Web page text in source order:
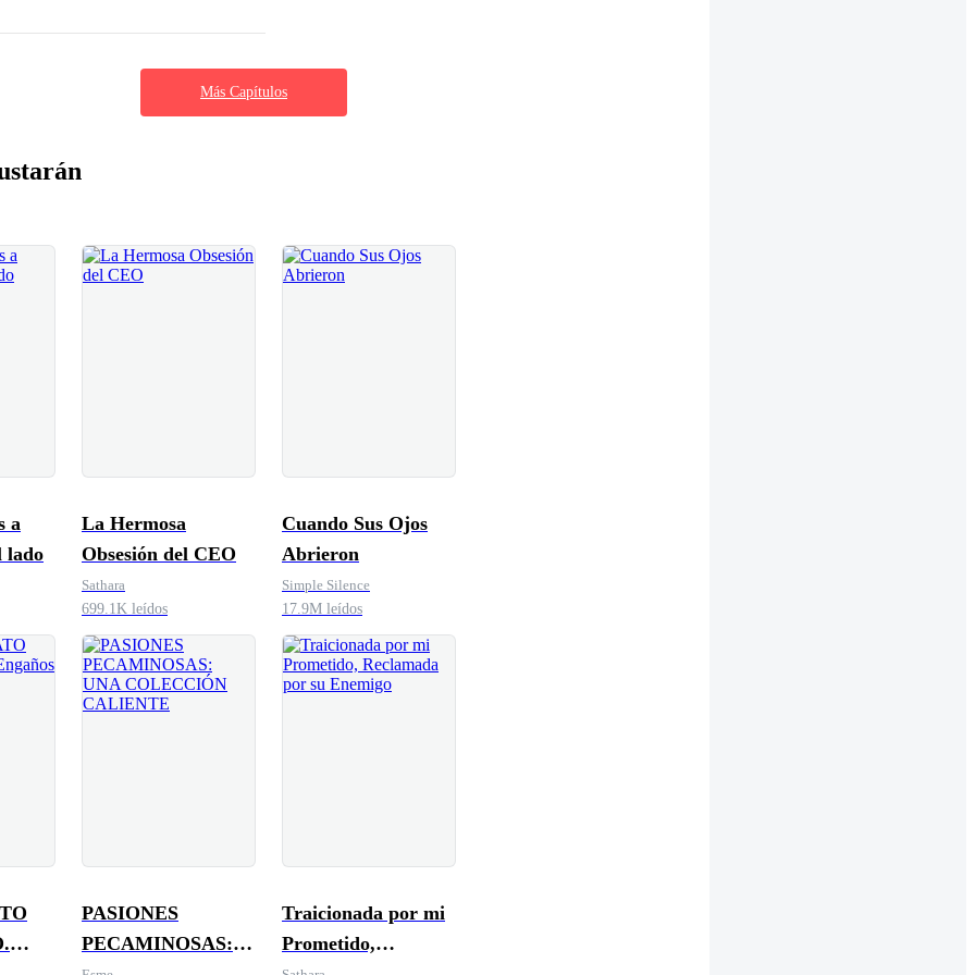
Más Capítulos
a
lado
La Hermosa
Obsesión del CEO
Sathara
699.1K leídos
Cuando Sus Ojos
Abrieron
Simple Silence
17.9M leídos
PASIONES
PECAMINOSAS:
Traicionada por mi
Prometido,